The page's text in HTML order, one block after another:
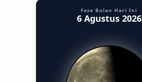
Fase Bulan Hari Ini
6 Agustus 2026